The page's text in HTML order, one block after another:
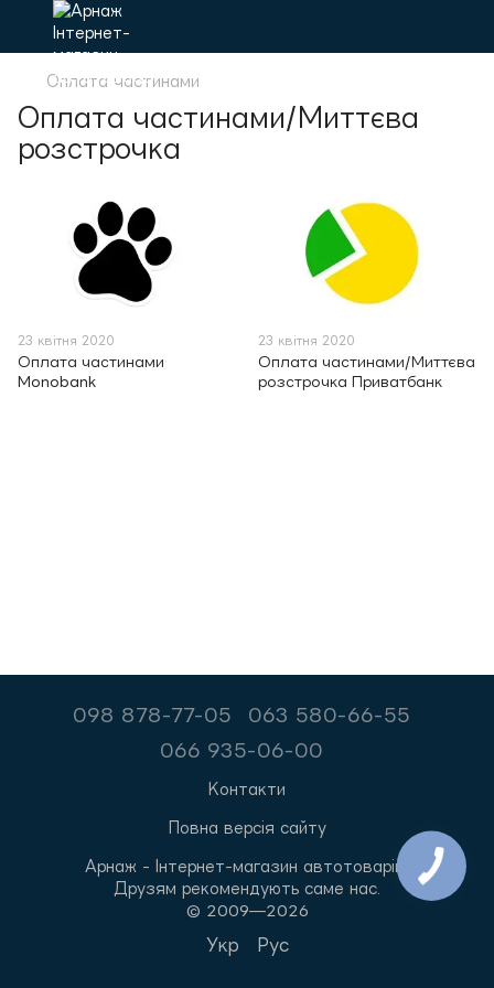
Оплата частинами
Оплата частинами/Миттєва
розстрочка
23 квітня 2020
Оплата частинами
Monobank
23 квітня 2020
Оплата частинами/Миттєва
розстрочка Приватбанк
098 878-77-05
063 580-66-55
066 935-06-00
Контакти
Повна версія сайту
Арнаж - Інтернет-магазин автотоварів.
Друзям рекомендують саме нас.
© 2009—2026
Укр Рус